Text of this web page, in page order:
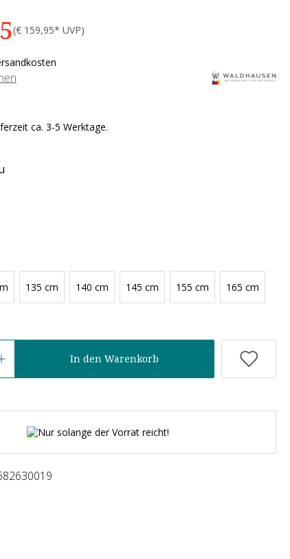
(€ 159,95* UVP)
ca. 3-5 Werktage.
135 cm 140 cm 145 cm 155 cm 165 cm
In den Warenkorb
Nur solange der Vorrat reicht!